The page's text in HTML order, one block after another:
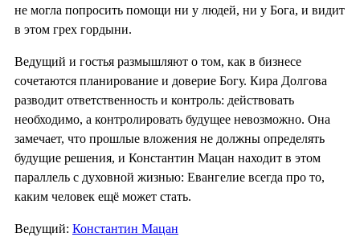
не могла попросить помощи ни у людей, ни у Бога, и видит
в этом грех гордыни.
Ведущий и гостья размышляют о том, как в бизнесе
сочетаются планирование и доверие Богу. Кира Долгова
разводит ответственность и контроль: действовать
необходимо, а контролировать будущее невозможно. Она
замечает, что прошлые вложения не должны определять
будущие решения, и Константин Мацан находит в этом
параллель с духовной жизнью: Евангелие всегда про то,
каким человек ещё может стать.
Ведущий: Константин Мацан